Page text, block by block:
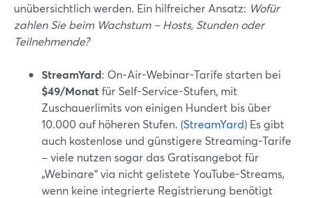
unübersichtlich werden. Ein hilfreicher Ansatz: Wofür
zahlen Sie beim Wachstum – Hosts, Stunden oder
Teilnehmende?
StreamYard: On‑Air-Webinar-Tarife starten bei
$49/Monatfür Self-Service-Stufen, mit
Zuschauerlimits von einigen Hundert bis über
10.000 auf höheren Stufen. (StreamYard) Es gibt
auch kostenlose und günstigere Streaming-Tarife
– viele nutzen sogar das Gratisangebot für
„Webinare“ via nicht gelistete YouTube-Streams,
wenn keine integrierte Registrierung benötigt